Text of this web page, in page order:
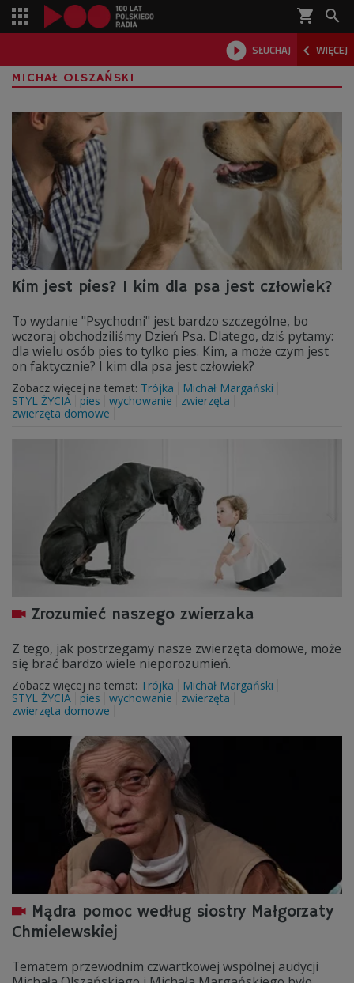
shopping_cart 
 SŁUCHAJ  WIĘCEJ

MICHAŁ OLSZAŃSKI
Kim jest pies? I kim dla psa jest człowiek?
To wydanie "Psychodni" jest bardzo szczególne, bo
wczoraj obchodziliśmy Dzień Psa. Dlatego, dziś pytamy:
dla wielu osób pies to tylko pies. Kim, a może czym jest
on faktycznie? I kim dla psa jest człowiek?
Zobacz więcej na temat: Trójka
Michał Margański
STYL ŻYCIA
pies wychowanie
zwierzęta
zwierzęta domowe
Zrozumieć naszego zwierzaka
Z tego, jak postrzegamy nasze zwierzęta domowe, może
się brać bardzo wiele nieporozumień.
Zobacz więcej na temat: Trójka
Michał Margański
STYL ŻYCIA
pies wychowanie
zwierzęta
zwierzęta domowe
Mądra pomoc według siostry Małgorzaty
Chmielewskiej
Tematem przewodnim czwartkowej wspólnej audycji